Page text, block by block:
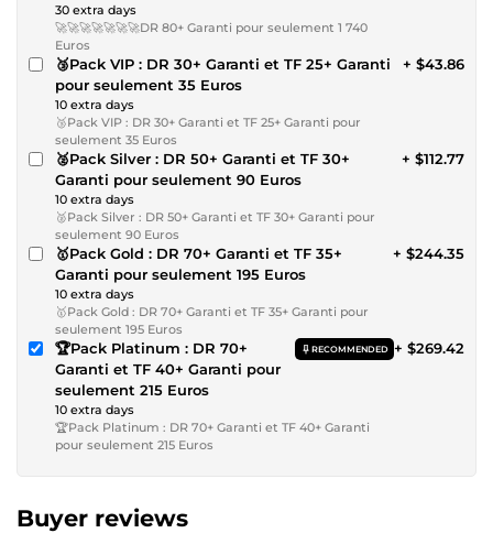
30 extra days
🚀🚀🚀🚀🚀🚀🚀DR 80+ Garanti pour seulement 1 740
Euros
🥉Pack VIP : DR 30+ Garanti et TF 25+ Garanti
pour seulement 35 Euros
10 extra days
🥉Pack VIP : DR 30+ Garanti et TF 25+ Garanti pour
seulement 35 Euros
+ $43.86
🥈Pack Silver : DR 50+ Garanti et TF 30+
Garanti pour seulement 90 Euros
10 extra days
🥈Pack Silver : DR 50+ Garanti et TF 30+ Garanti pour
seulement 90 Euros
+ $112.77
🥇Pack Gold : DR 70+ Garanti et TF 35+
Garanti pour seulement 195 Euros
10 extra days
🥇Pack Gold : DR 70+ Garanti et TF 35+ Garanti pour
seulement 195 Euros
+ $244.35
🏆Pack Platinum : DR 70+
Garanti et TF 40+ Garanti pour
seulement 215 Euros
RECOMMENDED
10 extra days
🏆Pack Platinum : DR 70+ Garanti et TF 40+ Garanti
pour seulement 215 Euros
+ $269.42
Buyer reviews